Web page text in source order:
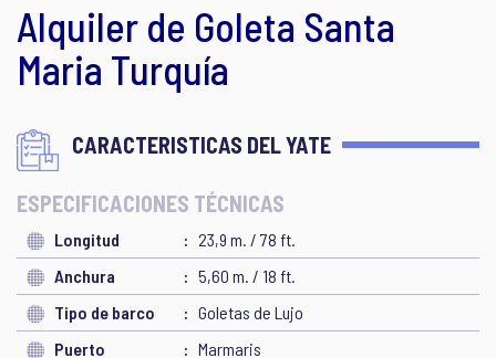
Alquiler de Goleta Santa
Maria Turquía
CARACTERISTICAS DEL YATE
ESPECIFICACIONES TÉCNICAS
Longitud
23,9 m. / 78 ft.
Anchura
5,60 m. / 18 ft.
Tipo de barco
Goletas de Lujo
Puerto
Marmaris